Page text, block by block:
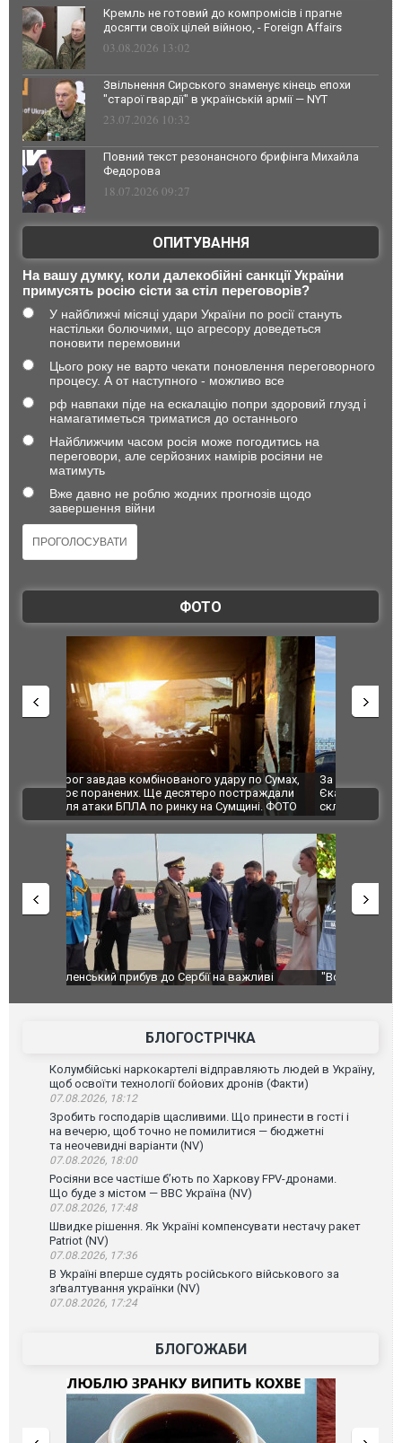
Кремль не готовий до компромісів і прагне
досягти своїх цілей війною, - Foreign Affairs
03.08.2026 13:02
Звільнення Сирського знаменує кінець епохи
"старої гвардії" в українській армії — NYT
23.07.2026 10:32
Повний текст резонансного брифінга Михайла
Федорова
18.07.2026 09:27
ОПИТУВАННЯ
На вашу думку, коли далекобійні санкції України
примусять росію сісти за стіл переговорів?
У найближчі місяці удари України по росії стануть
настільки болючими, що агресору доведеться
поновити перемовини
Цього року не варто чекати поновлення переговорного
процесу. А от наступного - можливо все
рф навпаки піде на ескалацію попри здоровий глузд і
намагатиметься триматися до останнього
Найближчим часом росія може погодитись на
переговори, але серйозних намірів росіяни не
матимуть
Вже давно не роблю жодних прогнозів щодо
завершення війни
ФОТО
За 2000 кілометрів від кордону з Україною: в
Єкатеринбурзі після атаки дронів загорівся
склад Wildberries. ФОТО. ВІДЕО
"Мої
ВІДЕО
"Вони воюють, самі хочуть воювати, бо дурні": у
зневажливих слів про українських захисників.
В
порт: над
ВІДЕО
БЛОГОСТРІЧКА
Колумбійські наркокартелі відправляють людей в Україну,
щоб освоїти технології бойових дронів (Факти)
07.08.2026, 18:12
Зробить господарів щасливими. Що принести в гості і
на вечерю, щоб точно не помилитися — бюджетні
та неочевидні варіанти (NV)
07.08.2026, 18:00
Росіяни все частіше бʼють по Харкову FPV-дронами.
Що буде з містом — ВВС Україна (NV)
07.08.2026, 17:48
Швидке рішення. Як Україні компенсувати нестачу ракет
Patriot (NV)
07.08.2026, 17:36
В Україні вперше судять російського військового за
зґвалтування українки (NV)
07.08.2026, 17:24
БЛОГОЖАБИ